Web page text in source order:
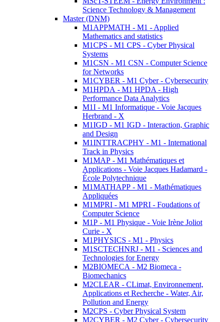
Science Technology & Management
Master (DNM)
M1APPMATH - M1 - Applied
Mathematics and statistics
M1CPS - M1 CPS - Cyber Physical
Systems
M1CSN - M1 CSN - Computer Science
for Networks
M1CYBER - M1 Cyber - Cybersecurity
M1HPDA - M1 HPDA - High
Performance Data Analytics
M1I - M1 Informatique - Voie Jacques
Herbrand - X
M1IGD - M1 IGD - Interaction, Graphic
and Design
M1INTTRACPHY - M1 - International
Track in Physics
M1MAP - M1 Mathématiques et
Applications - Voie Jacques Hadamard -
École Polytechnique
M1MATHAPP - M1 - Mathématiques
Appliquées
M1MPRI - M1 MPRI - Foudations of
Computer Science
M1P - M1 Physique - Voie Irène Joliot
Curie - X
M1PHYSICS - M1 - Physics
M1SCTECHNRJ - M1 - Sciences and
Technologies for Energy
M2BIOMECA - M2 Biomeca -
Biomechanics
M2CLEAR - CLimat, Environnement,
Applications et Recherche - Water, Air,
Pollution and Energy
M2CPS - Cyber Physical System
M2CYBER - M2 Cyber - Cybersecurity